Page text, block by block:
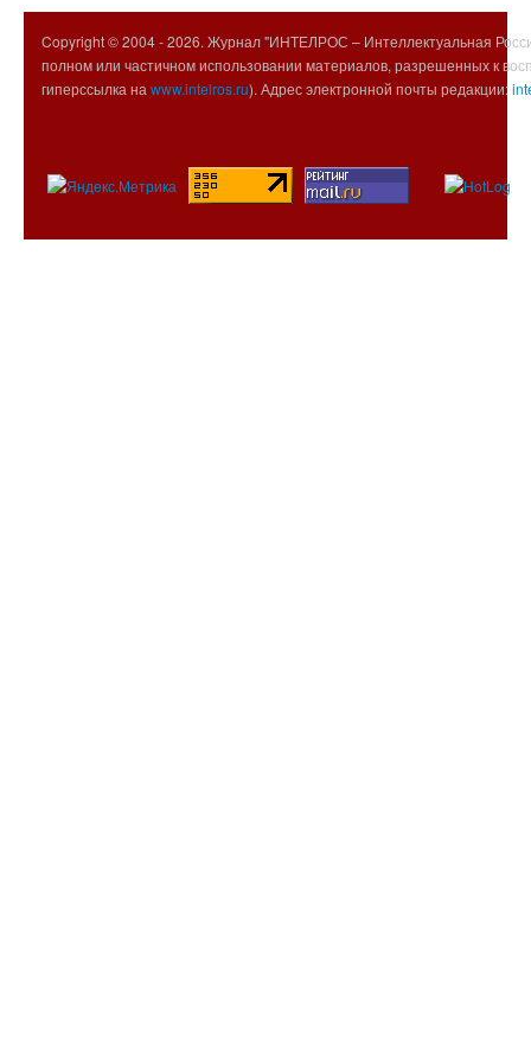
Copyright © 2004 -2026. Журнал "ИНТЕЛРОС – Интеллектуальная
полном или частичном использовании материалов, разрешенных к
гиперссылка на www.intelros.ru). Адрес электронной почты редакции: